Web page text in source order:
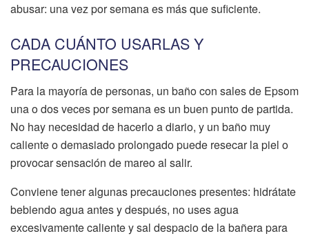
abusar: una vez por semana es más que suficiente.
CADA CUÁNTO USARLAS Y
PRECAUCIONES
Para la mayoría de personas, un baño con sales de Epsom
una o dos veces por semana es un buen punto de partida.
No hay necesidad de hacerlo a diario, y un baño muy
caliente o demasiado prolongado puede resecar la piel o
provocar sensación de mareo al salir.
Conviene tener algunas precauciones presentes: hidrátate
bebiendo agua antes y después, no uses agua
excesivamente caliente y sal despacio de la bañera para